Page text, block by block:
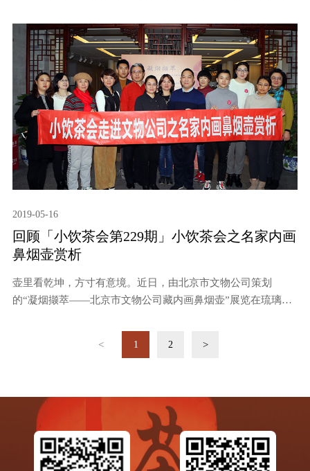
加此选修课的14名学生带来一场趣味横生的老舍茶馆二十四节
气之小暑节气的生活方式分享体验课。老舍茶馆小饮茶会团队
及天奉久且庭人文空间主理人赵舒羽参加。老舍茶馆客服部经
理、茶艺讲师崔君主持。
2019-05-16
回顾「小饮茶会第229期」小饮茶会之名家内画
鼻烟壶赏析
壶里看乾坤，方寸有意境。近日，由北京市文物公司策划
的“凝烟撷萃——北京市文物公司藏内画鼻烟壶”展览在琉璃厂
清末民国时期的内画鼻烟壶名家大师作品。1月11日，老舍茶
馆小饮茶会带领茶友们走进北京市文物公司虹光阁探知名家内
部经理、文物鉴定专家刘国跃与十余位茶友参加。
< 1 2 >